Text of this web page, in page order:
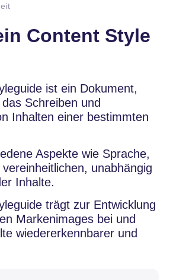
Content Style
ist ein Dokument,
Schreiben und
Inhalten einer bestimmten
Aspekte wie Sprache,
unabhängig
Inhalte.
trägt zur Entwicklung
Markenimages bei und
wiedererkennbarer und